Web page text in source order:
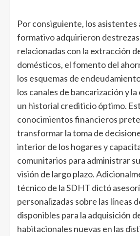
Por consiguiente, los asistentes
formativo adquirieron
relacionadas con la extracción
domésticos, el fomento del
los esquemas de
los canales de bancarización y
un historial crediticio óptimo.
conocimientos financieros
transformar la toma de
interior de los hogares y
comunitarios para administrar
visión de largo plazo.
técnico de la SDHT dictó
personalizadas sobre las líneas
disponibles para la adquisición
habitacionales nuevas en las